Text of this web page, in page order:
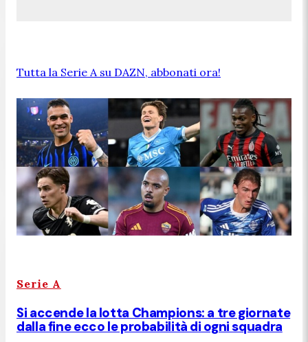
Tutta la Serie A su DAZN, abbonati ora!
Serie A
Si accende la lotta Champions: a tre giornate
dalla fine ecco le probabilità di ogni squadra